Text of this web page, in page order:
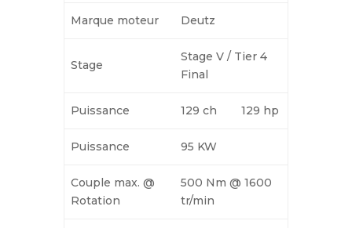
Marque moteur Deutz
Stage
Stage V / Tier 4
Final
Puissance 129 ch 129 hp
Puissance 95 KW
Couple max. @
Rotation
500 Nm @ 1600
tr/min